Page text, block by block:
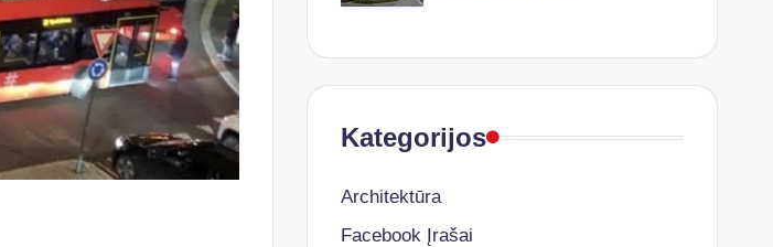
Kategorijos
Architektūra
Facebook Įrašai